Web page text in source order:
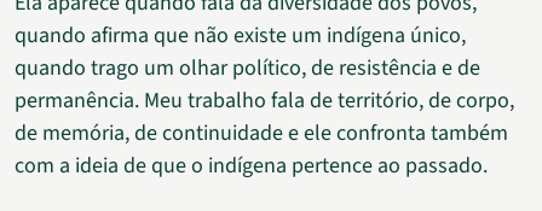
quando afirma que não existe um indígena único,
quando trago um olhar político, de resistência e de
permanência. Meu trabalho fala de território, de corpo,
de memória, de continuidade e ele confronta também
com a ideia de que o indígena pertence ao passado.